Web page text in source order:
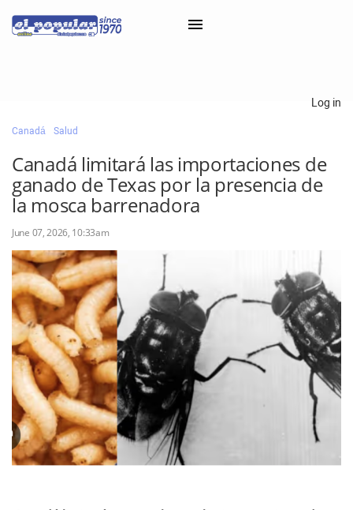
Classifieds
Categorías
Iniciar sesión con Clascal
Log in
Canadá Salud
Canadá limitará las importaciones de
ganado de Texas por la presencia de
la mosca barrenadora
June 07, 2026, 10:33am